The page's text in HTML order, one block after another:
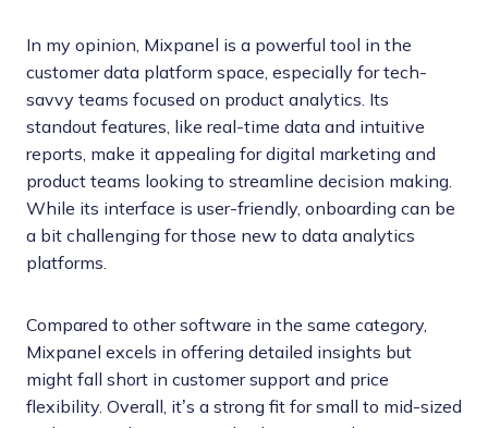
In my opinion, Mixpanel is a powerful tool in the
customer data platform space, especially for tech-
savvy teams focused on product analytics. Its
standout features, like real-time data and intuitive
reports, make it appealing for digital marketing and
product teams looking to streamline decision making.
While its interface is user-friendly, onboarding can be
a bit challenging for those new to data analytics
platforms.
Compared to other software in the same category,
Mixpanel excels in offering detailed insights but
might fall short in customer support and price
flexibility. Overall, it’s a strong fit for small to mid-sized